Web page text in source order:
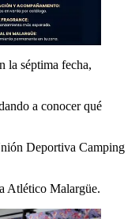
la séptima fecha,
a conocer qué
Deportiva Camping
Atlético Malargüe.